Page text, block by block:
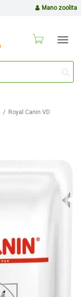
Mano zoolita
Royal Canin VD